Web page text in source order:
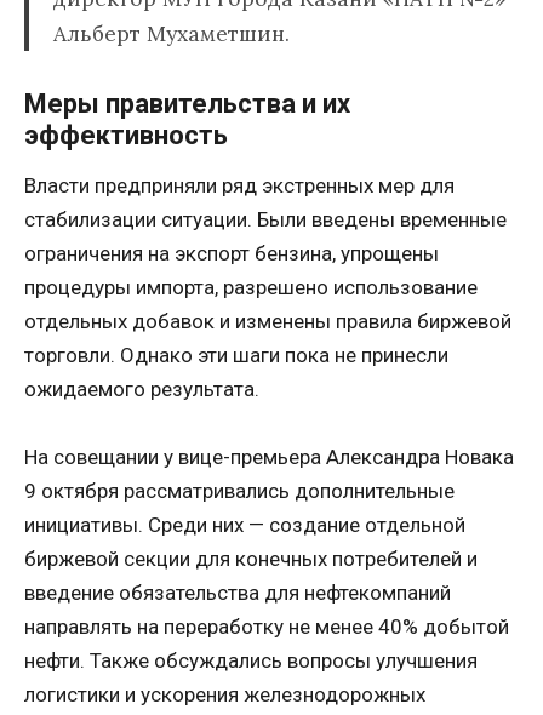
Альберт Мухаметшин.
Меры правительства и их
эффективность
Власти предприняли ряд экстренных мер для
стабилизации ситуации. Были введены временные
ограничения на экспорт бензина, упрощены
процедуры импорта, разрешено использование
отдельных добавок и изменены правила биржевой
торговли. Однако эти шаги пока не принесли
ожидаемого результата.
На совещании у вице-премьера Александра Новака
9 октября рассматривались дополнительные
инициативы. Среди них — создание отдельной
биржевой секции для конечных потребителей и
введение обязательства для нефтекомпаний
направлять на переработку не менее 40% добытой
нефти. Также обсуждались вопросы улучшения
логистики и ускорения железнодорожных